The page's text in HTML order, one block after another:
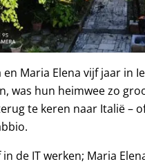
en Maria Elena vijf jaar in
was hun heimwee zo
te keren naar Italië –
in de IT werken; Maria